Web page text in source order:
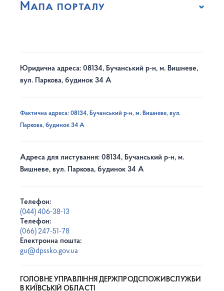
Мапа порталу
Юридична адреса: 08134, Бучанський р-н, м. Вишневе,
вул. Паркова, будинок 34 А
Фактична адреса: 08134, Бучанський р-н, м. Вишневе, вул.
Паркова, будинок 34 А
Адреса для листування: 08134, Бучанський р-н, м.
Вишневе, вул. Паркова, будинок 34 А
Телефон:
(044) 406-38-13
Телефон:
(066) 247-51-78
Електронна пошта:
gu@dpssko.gov.ua
ГОЛОВНЕ УПРАВЛІННЯ ДЕРЖПРОДСПОЖИВСЛУЖБИ
В КИЇВСЬКІЙ ОБЛАСТІ